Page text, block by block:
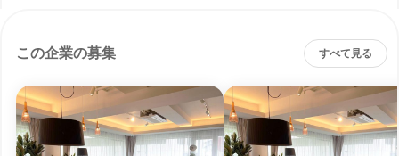
この企業の募集 すべて見る